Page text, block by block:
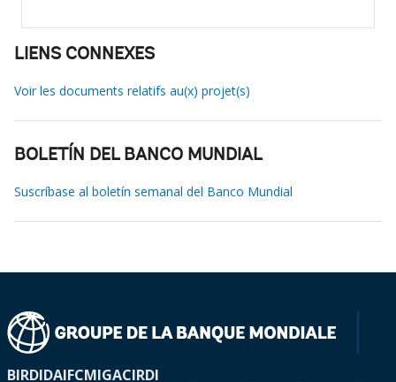
LIENS CONNEXES
Voir les documents relatifs au(x) projet(s)
BOLETÍN DEL BANCO MUNDIAL
Suscríbase al boletín semanal del Banco Mundial
BIRDIDAIFCMIGACIRDI